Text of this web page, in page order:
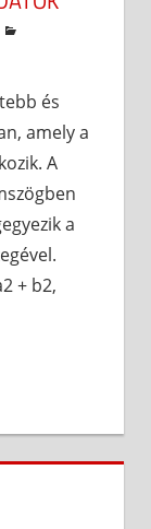
és
amely a
A
a
+ b2,